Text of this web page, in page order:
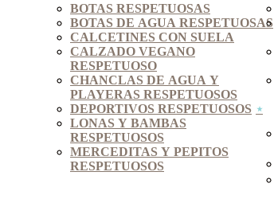
BOTAS RESPETUOSAS
BOTAS DE AGUA RESPETUOSAS
CALCETINES CON SUELA
CALZADO VEGANO
RESPETUOSO
CHANCLAS DE AGUA Y
PLAYERAS RESPETUOSOS
DEPORTIVOS RESPETUOSOS
LONAS Y BAMBAS
RESPETUOSOS
MERCEDITAS Y PEPITOS
RESPETUOSOS